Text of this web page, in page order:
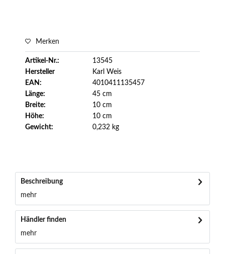
Merken
Artikel-Nr.:
13545
Hersteller
Karl Weis
EAN:
4010411135457
Länge:
45 cm
Breite:
10 cm
Höhe:
10 cm
Gewicht:
0,232 kg
Beschreibung
mehr
Händler finden
mehr